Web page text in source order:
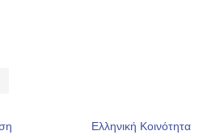
Ελληνική Κοινότητα